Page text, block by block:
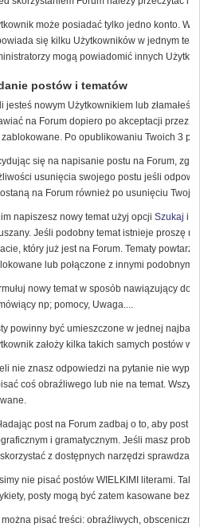
może posiadać tylko jedno konto. W
się kilku Użytkowników w jednym
mogą powiadomić innych
postów i tematów
jesteś nowym Użytkownikiem lub
na Forum dopiero po akceptacji przez
zablokowane. Po opublikowaniu Twoich 3
się na napisanie postu na Forum,
usunięcia swojego postu jeśli
na Forum również po usunięciu
napiszesz nowy temat użyj opcji Szukaj i
Jeśli podobny temat istnieje proszę
który już jest na Forum. Tematy
lub połączone z innymi podobnymi
nowy temat w sposób nawiązujący do
np; pomocy, Uwaga....
powinny być umieszczone w jednej
założy kilka takich samych postów
nie znasz odpowiedzi na pytanie nie
coś obraźliwego lub nie na temat.
post na Forum zadbaj o to, aby post
i gramatycznym. Jeśli masz
skorzystać z dostępnych narzędzi
nie pisać postów WIELKIMI literami.
posty mogą być zatem kasowane bez
można pisać treści: obraźliwych,